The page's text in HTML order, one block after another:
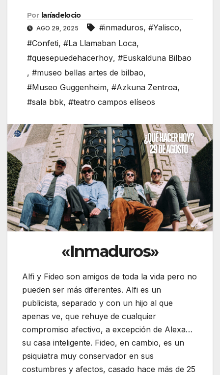
Por laríadelocio
AGO 29, 2025 #inmaduros, #Yalisco,
#Confeti, #La Llamaban Loca,
#quesepuedehacerhoy, #Euskalduna Bilbao
, #museo bellas artes de bilbao,
#Museo Guggenheim, #Azkuna Zentroa,
#sala bbk, #teatro campos elíseos
«Inmaduros»
Alfi y Fideo son amigos de toda la vida pero no
pueden ser más diferentes. Alfi es un
publicista, separado y con un hijo al que
apenas ve, que rehuye de cualquier
compromiso afectivo, a excepción de Alexa…
su casa inteligente. Fideo, en cambio, es un
psiquiatra muy conservador en sus
costumbres y afectos, casado hace más de 25